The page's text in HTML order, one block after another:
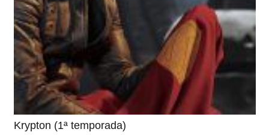
Krypton (1ª temporada)